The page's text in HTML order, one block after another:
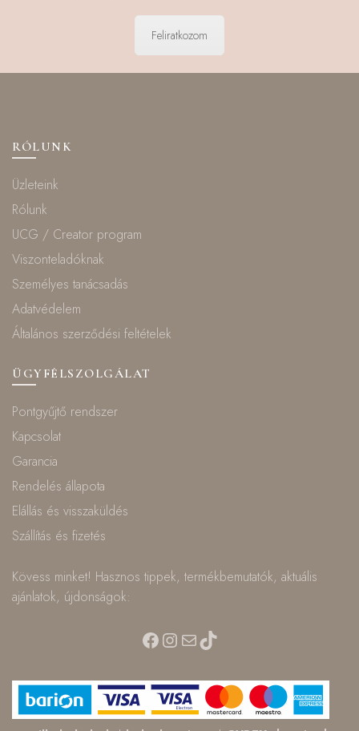
Feliratkozom
RÓLUNK
Üzleteink
Rólunk
UCG / Creator program
Viszonteladóknak
Személyes tanácsadás
Adatvédelem
Általános szerződési feltételek
ÜGYFÉLSZOLGÁLAT
Pontgyűjtő rendszer
Kapcsolat
Garancia
Rendelés állapota
Elállás és visszaküldés
Szállítás és fizetés
Kövess minket! Hasznos tippek, termékbemutatók, aktuális
ajánlatok, újdonságok:
Facebook
Instagram
MailTikTok